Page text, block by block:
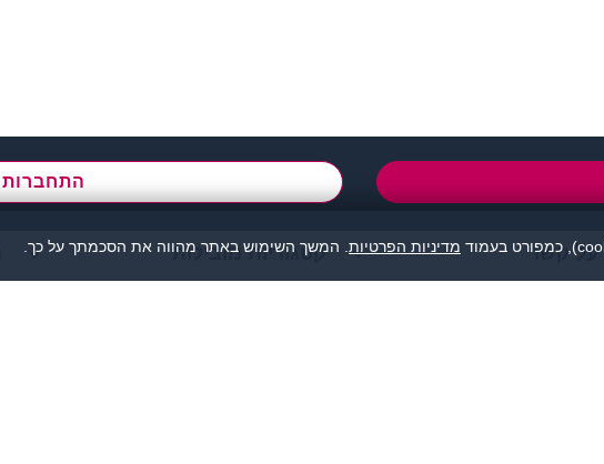
התחברות
על קשר קטגוריות מובילות מדיניות הפרטיות . המשך השימוש באתר מהווה את הסכמתך על כך.